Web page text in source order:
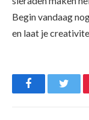
Begin vandaag
en laat je
Facebook